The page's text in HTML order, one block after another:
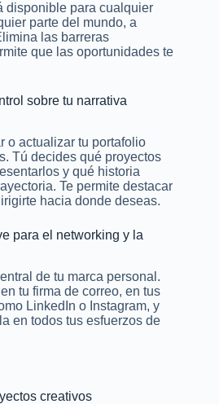
disponible para cualquier
parte del mundo, a
las barreras
que las oportunidades te
sobre tu narrativa
o actualizar tu portafolio
Tú decides qué proyectos
y qué historia
Te permite destacar
hacia donde deseas.
para el networking y la
de tu marca personal.
tu firma de correo, en tus
LinkedIn o Instagram, y
en todos tus esfuerzos de
creativos